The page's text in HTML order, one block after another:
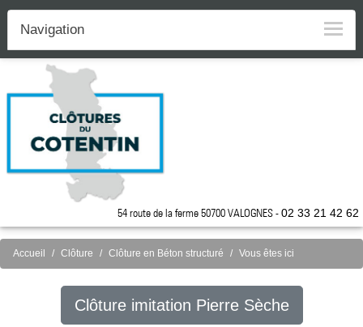
54 route de la ferme 50700 VALOGNES -02 33 21 42 62
Navigation
Accueil Clôture Clôture en Béton structuré Vous êtes ici
Clôture imitation Pierre Sèche